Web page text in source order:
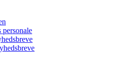
personale